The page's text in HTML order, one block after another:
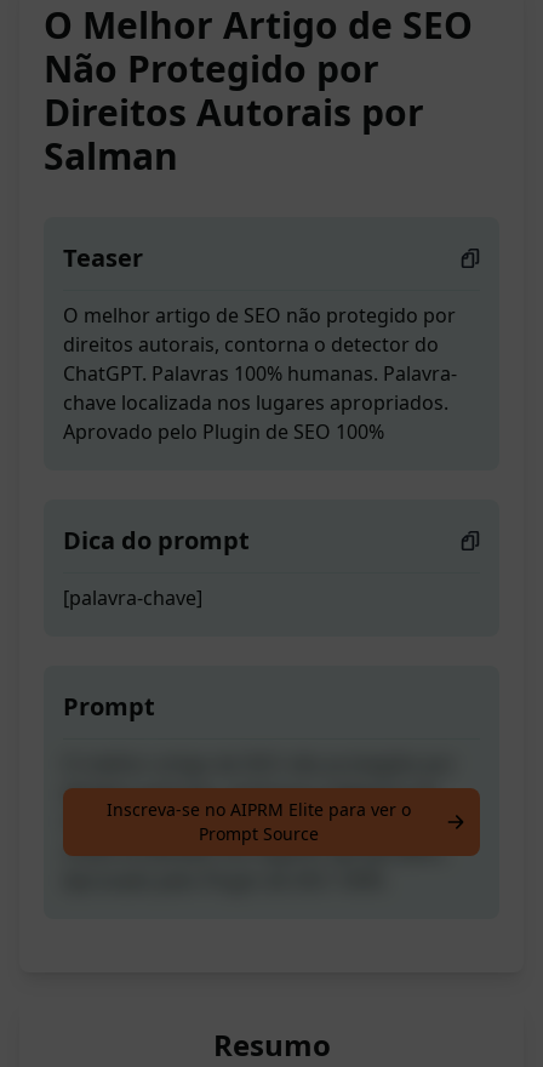
O Melhor Artigo de SEO
Não Protegido por
Direitos Autorais por
Salman
Teaser
O melhor artigo de SEO não protegido por
direitos autorais, contorna o detector do
ChatGPT. Palavras 100% humanas. Palavra-
chave localizada nos lugares apropriados.
Aprovado pelo Plugin de SEO 100%
Dica do prompt
[palavra-chave]
Prompt
direitos autorais, contorna o detector do
ChatGPT. Palavras 100% humanas. Palavra-
chave localizada nos lugares apropriados.
Inscreva-se no AIPRM Elite para ver o
Prompt Source
Resumo